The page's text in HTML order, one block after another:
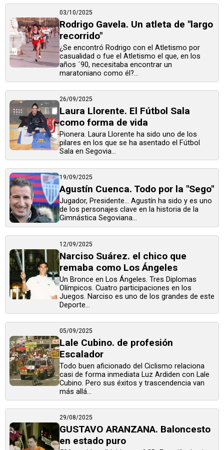
03/10/2025
Rodrigo Gavela. Un atleta de "largo
recorrido"
¿Se encontró Rodrigo con el Atletismo por
casualidad o fue el Atletismo el que, en los
años ´90, necesitaba encontrar un
maratoniano como él?...
26/09/2025
Laura Llorente. El Fútbol Sala
como forma de vida
Pionera. Laura Llorente ha sido uno de los
pilares en los que se ha asentado el Fútbol
Sala en Segovia...
19/09/2025
Agustín Cuenca. Todo por la "Sego"
Jugador, Presidente... Agustín ha sido y es uno
de los personajes clave en la historia de la
Gimnástica Segoviana...
12/09/2025
Narciso Suárez. el chico que
remaba como Los Ángeles
Un Bronce en Los Ángeles. Tres Diplomas
Olímpicos. Cuatro participaciones en los
Juegos. Narciso es uno de los grandes de este
Deporte...
05/09/2025
Lale Cubino. de profesión
Escalador
Todo buen aficionado del Ciclismo relaciona
casi de forma inmediata Luz Ardiden con Lale
Cubino. Pero sus éxitos y trascendencia van
más allá...
29/08/2025
GUSTAVO ARANZANA. Baloncesto
en estado puro